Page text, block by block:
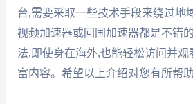
台,需要采取一些技术手段来绕过地
视频加速器或回国加速器都是不错
法,即使身在海外,也能轻松访问并
富内容。希望以上介绍对您有所帮助